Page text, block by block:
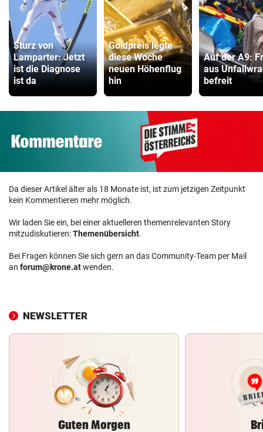
Sturz von
Lamparter: Jetzt
ist die Diagnose
ist da
Goldpreis legte
diese Woche
neuen Höhenflug
hin
Auf der A9:
aus
befreit
Da dieser Artikel älter als 18 Monate ist, ist zum jetzigen Zeitpunkt
kein Kommentieren mehr möglich.
Wir laden Sie ein, bei einer aktuelleren themenrelevanten Story
mitzudiskutieren:Themenübersicht.
Bei Fragen können Sie sich gern an das Community-Team per Mail
an forum@krone.atwenden.
NEWSLETTER
Guten Morgen